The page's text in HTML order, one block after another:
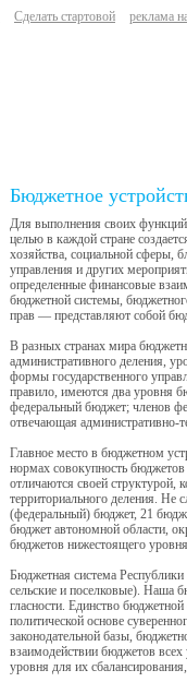
Сделать стартовой реклама
Бюджетное
Для выполнения своих функций
целью в каждой стране
хозяйства, социальной сферы,
управления и других
определенные финансовые
бюджетной системы,
прав — представляют собой
В разных странах мира
административного деления,
формы государственного
правило, имеются два уровня
федеральный бюджет; членов
отвечающая административно-
Главное место в бюджетном
нормах совокупность
отличаются своей структурой,
территориального деления. Не
(федеральный) бюджет, 21
бюджет автономной области,
бюджетов нижестоящего
Бюджетная система
сельские и поселковые). Наша
гласности. Единство
политической основе
законодательной базы,
взаимодействии бюджетов
уровня для их